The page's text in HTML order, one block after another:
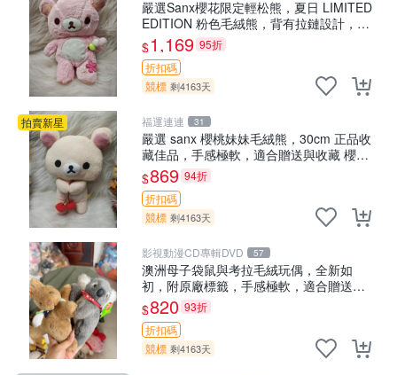
嚴選Sanx櫻花限定輕松熊，夏日 LIMITED
EDITION 粉色毛絨熊，背有拉鏈設計，肚
內填充豆袋，精致工藝呈現，狀態如新，
適合收藏與送人 櫻花、
$1,169 95折
折扣碼
競標 剩4163天
拍賣新星 福運連連 31
嚴選 sanx 櫻桃妹妹毛絨熊，30cm 正品收
藏佳品，手感極軟，適合贈送與收藏 櫻桃
妹妹、sanx、毛絨熊
$869 94折
折扣碼
競標 剩4163天
影視動漫CD專輯DVD 57
澳洲母子袋鼠與考拉毛絨玩偶，全新如
初，附原廠標籤，手感極軟，適合贈送親
朋好友。袋鼠與考拉正版，精緻尺寸，適
合作為收藏或家飾擺設，增添暖意。 母
子、袋鼠、
$820 93折
折扣碼
競標 剩4163天